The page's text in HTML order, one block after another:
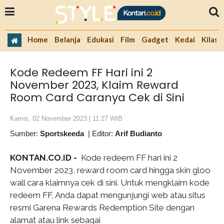
Home Belanja Edukasi Film Gadget Kedai Kilas
Kode Redeem FF Hari ini 2
November 2023, Klaim Reward
Room Card Caranya Cek di Sini
Kamis, 02 November 2023 | 11:27 WIB
Sumber: Sportskeeda| Editor: Arif Budianto
KONTAN.CO.ID - Kode redeem FF hari ini 2
November 2023, reward room card hingga skin gloo
wall cara klaimnya cek di sini. Untuk mengklaim kode
redeem FF, Anda dapat mengunjungi web atau situs
resmi Garena Rewards Redemption Site dengan
alamat atau link sebagai